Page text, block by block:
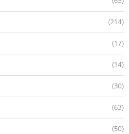
(214)
(17)
(14)
(30)
(63)
(50)